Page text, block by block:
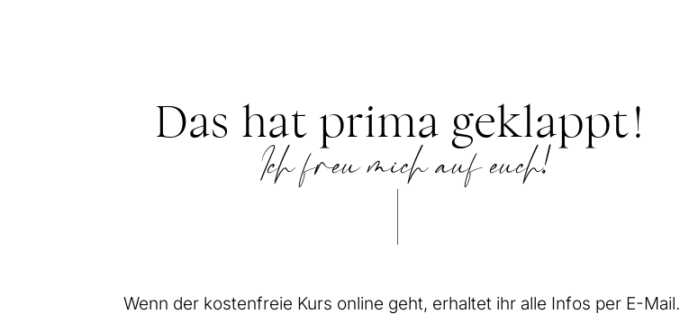
Das hat prima geklappt!
Ich freu mich auf euch!
Wenn der kostenfreie Kurs online geht, erhaltet ihr alle Infos per E-Mail.